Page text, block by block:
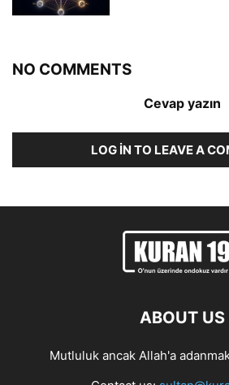
NO COMMENTS
Cevap yazın
LOG IN TO LEAVE A
ABOUT US
Mutluluk ancak Allah'a